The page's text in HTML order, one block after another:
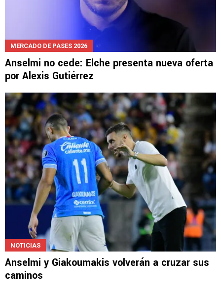
MERCADO DE PASES 2026
Anselmi no cede: Elche presenta nueva oferta
por Alexis Gutiérrez
NOTICIAS
Anselmi y Giakoumakis volverán a cruzar sus
caminos